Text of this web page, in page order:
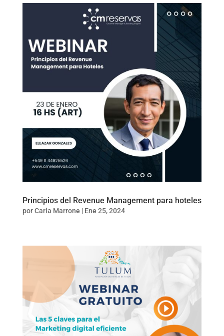
Principios del Revenue Management para hoteles
porCarla Marrone | Ene 25, 2024